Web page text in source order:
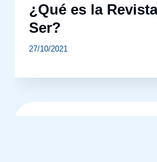
¿Qué es la
Ser?
27/10/2021